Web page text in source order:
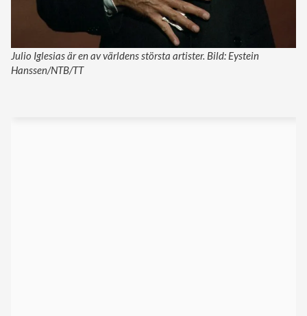
Julio Iglesias är en av världens största artister. Bild: Eystein
Hanssen/NTB/TT